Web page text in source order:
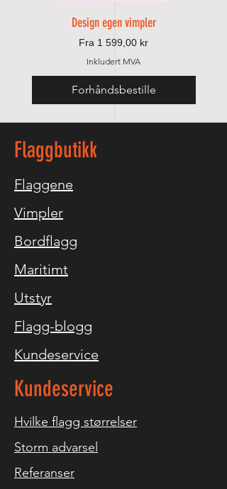
Design egen vimpler
Fra 1 599,00 kr
Salgspris
Inkludert MVA
Forhåndsbestille
Flaggbutikk
Flaggene
Vimpler
Bordflagg
Maritimt
Utstyr
Flagg-blogg
Kundeservice
Kundeservice
Hvilke flagg størrelser
Storm advarsel
Referanser